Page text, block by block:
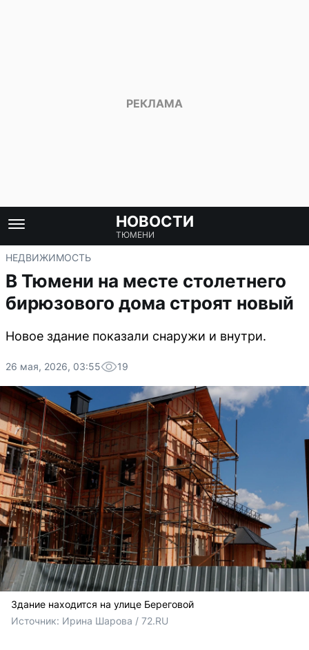
НОВОСТИ
ТЮМЕНИ
НЕДВИЖИМОСТЬ
В Тюмени на месте столетнего
бирюзового дома строят новый
Новое здание показали снаружи и внутри.
26 мая, 2026, 03:55 19
Здание находится на улице Береговой
Источник: Ирина Шарова / 72.RU